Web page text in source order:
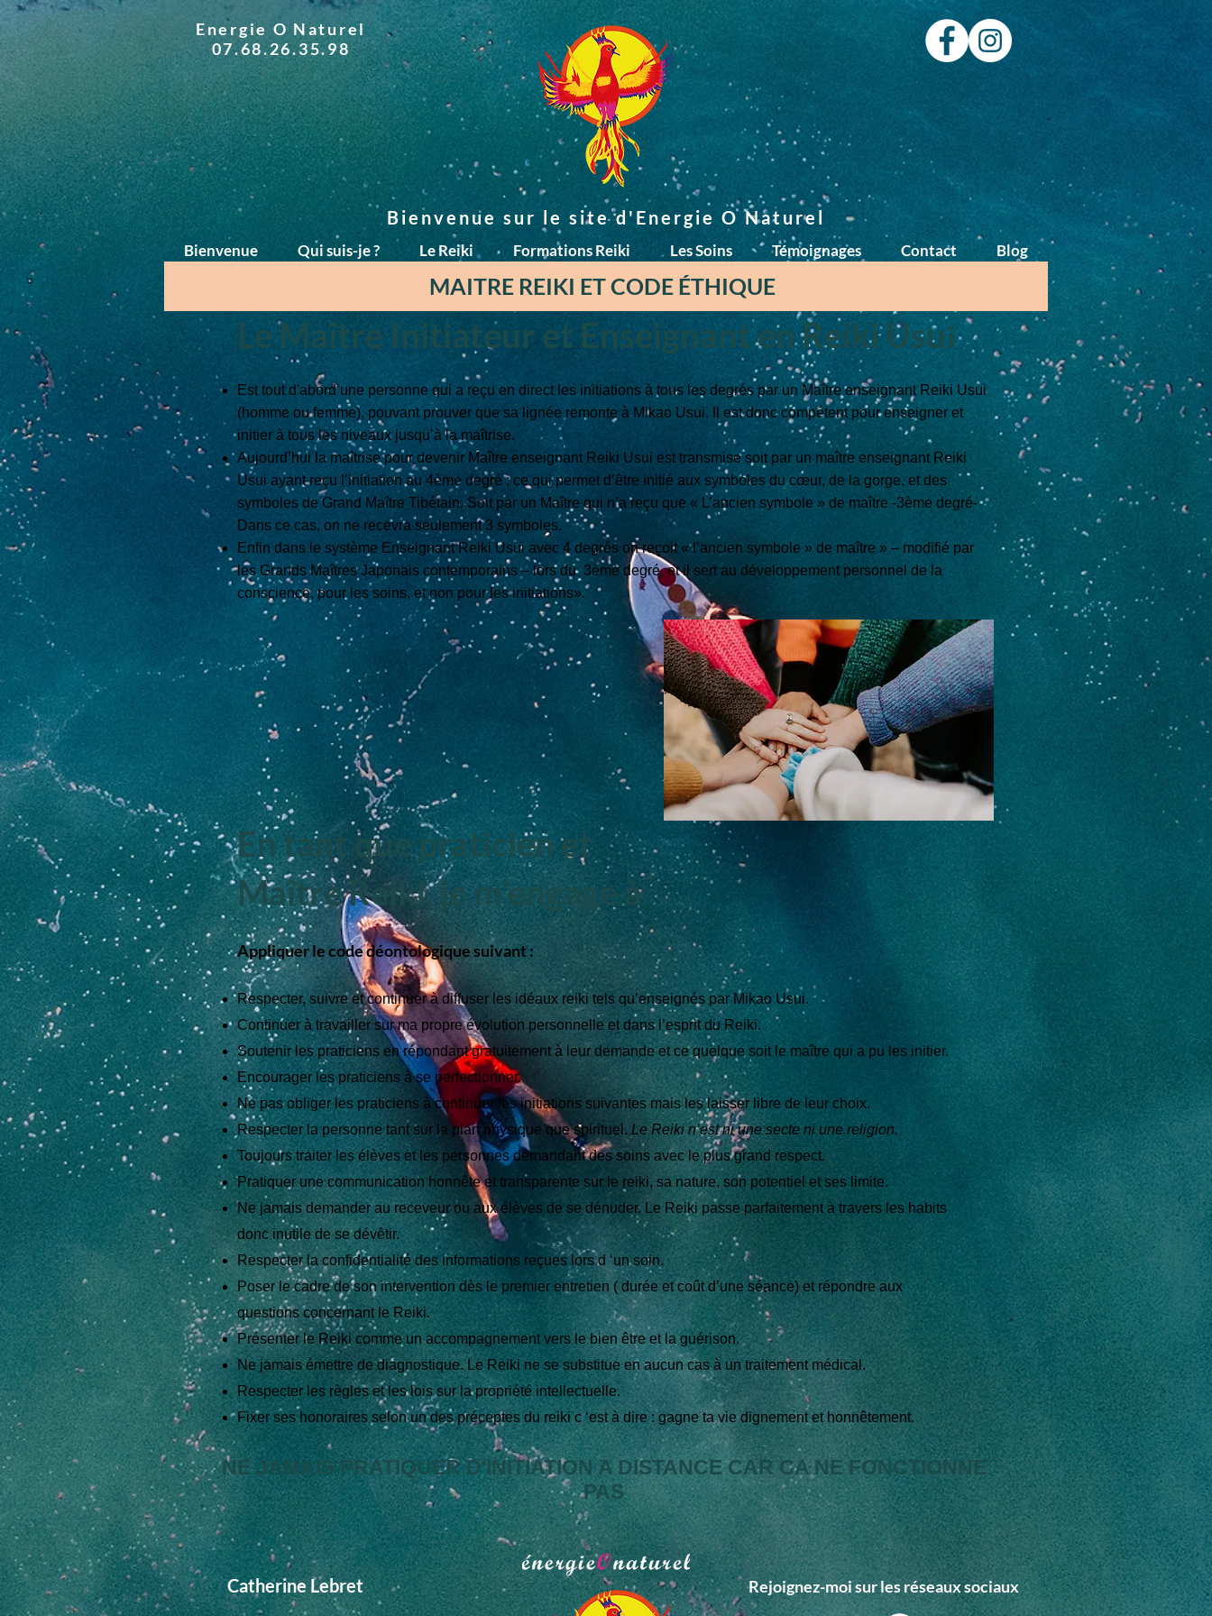
Energie O Naturel
07.68.26.35.98
Bienvenue sur le site d'Energie O Naturel
Bienvenue Qui suis-je ? Le Reiki Formations Reiki Les Soins Témoignages Contact Blog
MAITRE REIKI ET CODE ÉTHIQUE
Le Maître Initiateur et Enseignant en Reiki Usui
Est tout d'abord une personne qui a reçu en direct les initiations à tous les degrés par un Maître enseignant Reiki Usui
(homme ou femme), pouvant prouver que sa lignée remonte à Mikao Usui. Il est donc compétent pour enseigner et
initier à tous les niveaux jusqu’à la maîtrise.
Aujourd’hui la maîtrise pour devenir Maître enseignant Reiki Usui est transmise soit par un maître enseignant Reiki
Usui ayant reçu l’initiation au 4ème degré ; ce qui permet d’être initié aux symboles du cœur, de la gorge, et des
symboles de Grand Maître Tibétain. Soit par un Maître qui n’a reçu que « L’ancien symbole » de maître -3ème degré-
Dans ce cas, on ne recevra seulement 3 symboles.
Enfin dans le système Enseignant Reiki Usui avec 4 degrés on reçoit « l’ancien symbole » de maître » – modifié par
les Grands Maîtres Japonais contemporains – lors du 3ème degré, et il sert au développement personnel de la
conscience, pour les soins, et non pour les initiations».
En tant que praticien et
Maître Reiki, je m’engage à
Appliquer le code déontologique suivant :
Respecter, suivre et continuer à diffuser les idéaux reiki tels qu’enseignés par Mikao Usui.
Continuer à travailler sur ma propre évolution personnelle et dans l’esprit du Reiki.
Soutenir les praticiens en répondant gratuitement à leur demande et ce quelque soit le maître qui a pu les initier.
Encourager les praticiens à se perfectionner.
Ne pas obliger les praticiens à continuer les initiations suivantes mais les laisser libre de leur choix.
Respecter la personne tant sur la plan physique que spirituel. Le Reiki n’est ni une secte ni une religion.
Toujours traiter les élèves et les personnes demandant des soins avec le plus grand respect.
Pratiquer une communication honnête et transparente sur le reiki, sa nature, son potentiel et ses limite.
Ne jamais demander au receveur ou aux élèves de se dénuder. Le Reiki passe parfaitement à travers les habits
donc inutile de se dévêtir.
Respecter la confidentialité des informations reçues lors d ‘un soin.
Poser le cadre de son intervention dès le premier entretien ( durée et coût d’une séance) et répondre aux
questions concernant le Reiki.
Présenter le Reiki comme un accompagnement vers le bien être et la guérison.
Ne jamais émettre de diagnostique. Le Reiki ne se substitue en aucun cas à un traitement médical.
Respecter les règles et les lois sur la propriété intellectuelle.
Fixer ses honoraires selon un des préceptes du reiki c ‘est à dire : gagne ta vie dignement et honnêtement.
NE JAMAIS PRATIQUER D'INITIATION A DISTANCE CAR CA NE FONCTIONNE
PAS
Catherine Lebret Rejoignez-moi sur les réseaux sociaux